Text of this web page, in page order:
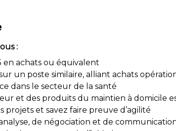
:
en achats ou équivalent
un poste similaire, alliant achats
dans le secteur de la santé
et des produits du maintien à domicile
projets et savez faire preuve d’agilité
de négociation et de